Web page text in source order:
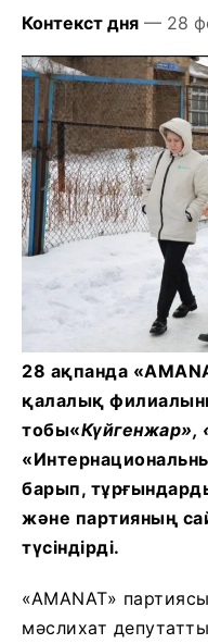
Контекст дня — 28
28 ақпанда
қалалық
тобы«Күйгенжар»,
барып,
және партияның
түсіндірді.
«AMANAT»
мәслихат